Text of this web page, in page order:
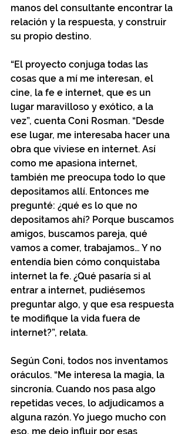
manos del consultante encontrar la
relación y la respuesta, y construir
su propio destino.
“El proyecto conjuga todas las
cosas que a mí me interesan, el
cine, la fe e internet, que es un
lugar maravilloso y exótico, a la
vez”, cuenta Coni Rosman. “Desde
ese lugar, me interesaba hacer una
obra que viviese en internet. Así
como me apasiona internet,
también me preocupa todo lo que
depositamos allí. Entonces me
pregunté: ¿qué es lo que no
depositamos ahí? Porque buscamos
amigos, buscamos pareja, qué
vamos a comer, trabajamos… Y no
entendía bien cómo conquistaba
internet la fe. ¿Qué pasaría si al
entrar a internet, pudiésemos
preguntar algo, y que esa respuesta
te modifique la vida fuera de
internet?”, relata.
Según Coni, todos nos inventamos
oráculos. “Me interesa la magia, la
sincronía. Cuando nos pasa algo
repetidas veces, lo adjudicamos a
alguna razón. Yo juego mucho con
eso, me dejo influir por esas